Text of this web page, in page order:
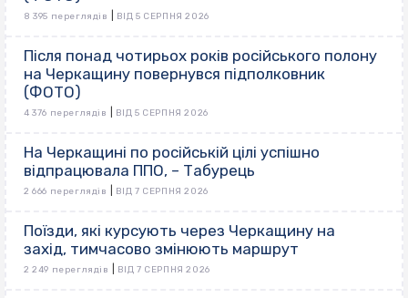
8 395 переглядів ВІД 5 СЕРПНЯ 2026
Після понад чотирьох років російського полону
на Черкащину повернувся підполковник
(ФОТО)
4 376 переглядів ВІД 5 СЕРПНЯ 2026
На Черкащині по російській цілі успішно
відпрацювала ППО, – Табурець
2 666 переглядів ВІД 7 СЕРПНЯ 2026
Поїзди, які курсують через Черкащину на
захід, тимчасово змінюють маршрут
2 249 переглядів ВІД 7 СЕРПНЯ 2026